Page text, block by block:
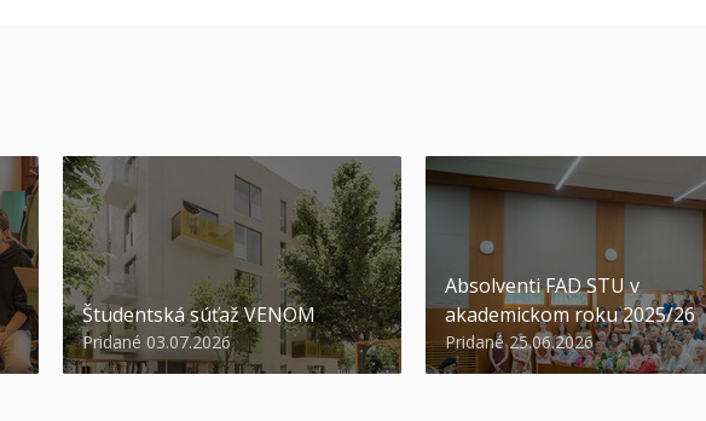
Študentská súťaž VENOM
Pridané 03.07.2026
Absolventi FAD STU v
akademickom roku 2025/26
Pridané 25.06.2026